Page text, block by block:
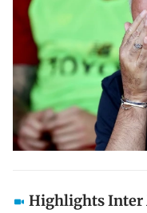
Highlights Inter